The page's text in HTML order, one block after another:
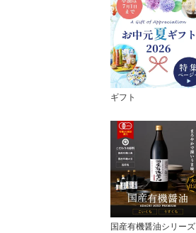
ギフト
国産有機醤油シリーズ